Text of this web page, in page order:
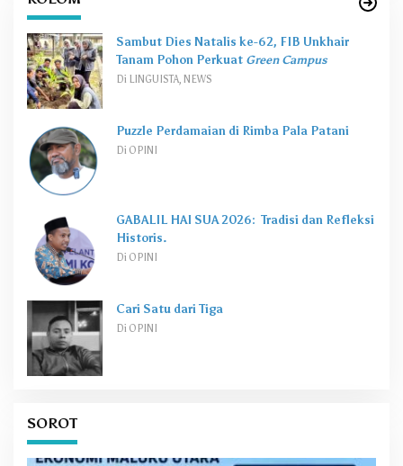
Sambut Dies Natalis ke-62, FIB Unkhair
Tanam Pohon Perkuat Green Campus
Di LINGUISTA, NEWS
Puzzle Perdamaian di Rimba Pala Patani
Di OPINI
GABALIL HAI SUA 2026: Tradisi dan Refleksi
Historis.
Di OPINI
Cari Satu dari Tiga
Di OPINI
SOROT